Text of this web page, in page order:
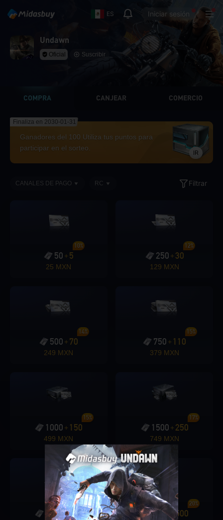
ES Iniciar sesión
Undawn
Oficial Suscribir
COMPRA CANJEAR COMERCIO
Finaliza en 2030-01-31
Ganadores del 100 Utiliza tus puntos para
participar en el sorteo.
IR
CANALES DE PAGO RC Filtrar
50 + 5
10%
25 MXN
250 + 30
12%
129 MXN
500 + 70
14%
249 MXN
750 + 110
15%
379 MXN
1000 + 150
15%
499 MXN
1500 + 250
17%
749 MXN
2000+375
19%
2500 500
20%